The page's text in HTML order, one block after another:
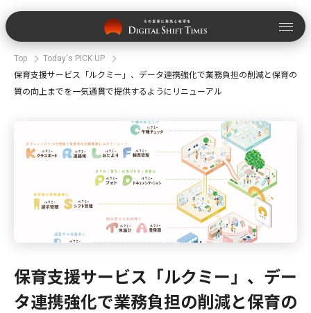
Top
Today's PICK UP
保育支援サービス「ルクミー」、データ連携強化で業務負担の削減と保育の
質の向上までを一気通貫で提供するようにリニューアル
保育支援サービス「ルクミー」、デー
タ連携強化で業務負担の削減と保育の